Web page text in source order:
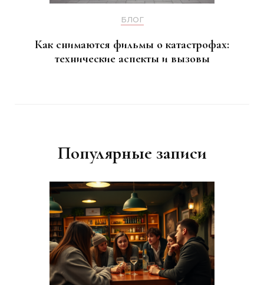
БЛОГ
Как снимаются фильмы о катастрофах:
технические аспекты и вызовы
Популярные записи